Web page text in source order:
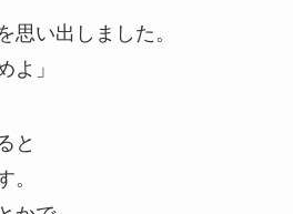
思い出しました。
よ」
と
。